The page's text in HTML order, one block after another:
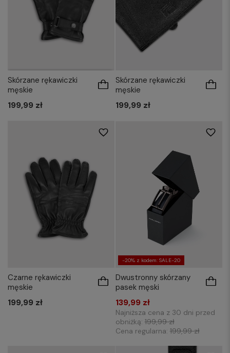
Skórzane rękawiczki
męskie
199,99 zł
Skórzane rękawiczki
męskie
199,99 zł
Czarne rękawiczki
męskie
199,99 zł
-20% z kodem: SALE-20
85 90
Dwustronny skórzany
pasek męski
139,99 zł
Najniższa cena z 30 dni przed
obniżką:199,99 zł
Cena regularna:199,99 zł